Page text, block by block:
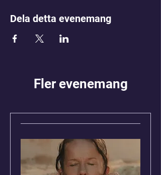
Dela detta evenemang
Fler evenemang